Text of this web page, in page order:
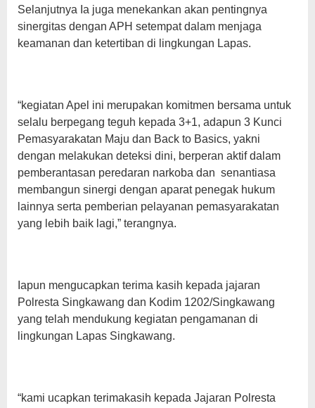
Selanjutnya Ia juga menekankan akan pentingnya
sinergitas dengan APH setempat dalam menjaga
keamanan dan ketertiban di lingkungan Lapas.
“kegiatan Apel ini merupakan komitmen bersama untuk
selalu berpegang teguh kepada 3+1, adapun 3 Kunci
Pemasyarakatan Maju dan Back to Basics, yakni
dengan melakukan deteksi dini, berperan aktif dalam
pemberantasan peredaran narkoba dan senantiasa
membangun sinergi dengan aparat penegak hukum
lainnya serta pemberian pelayanan pemasyarakatan
yang lebih baik lagi,” terangnya.
Iapun mengucapkan terima kasih kepada jajaran
Polresta Singkawang dan Kodim 1202/Singkawang
yang telah mendukung kegiatan pengamanan di
lingkungan Lapas Singkawang.
“kami ucapkan terimakasih kepada Jajaran Polresta